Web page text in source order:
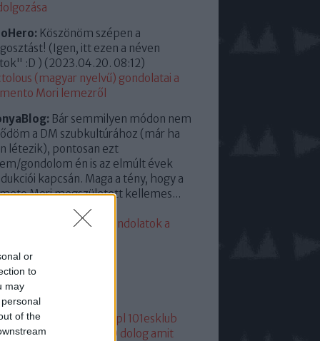
or
to
may
of the
Köszönöm szépen a
(Igen, itt ezen a néven
:D ) (2023.04.20. 08:12)
(magyar nyelvű) gondolatai a
Mori lemezről
Bár semmilyen módon nem
a DM szubkultúrához (már ha
létezik), pontosan ezt
gondolom én is az elmúlt évek
kapcsán. Maga a tény, hogy a
Mori megszületett kellemes...
15:35)
eddigi leggyengébb. Gondolatok a
20
1 1+2101 101dm.pl 101esklub
101 hang
10 dolog amit